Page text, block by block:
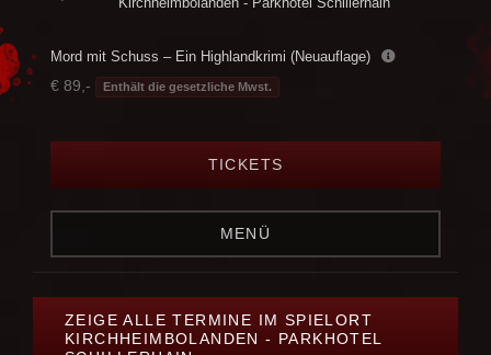
Mord mit Schuss – Ein Highlandkrimi (Neuauflage)
€ 89,- Enthält die gesetzliche Mwst.
TICKETS
MENÜ
ZEIGE ALLE TERMINE IM SPIELORT
KIRCHHEIMBOLANDEN - PARKHOTEL